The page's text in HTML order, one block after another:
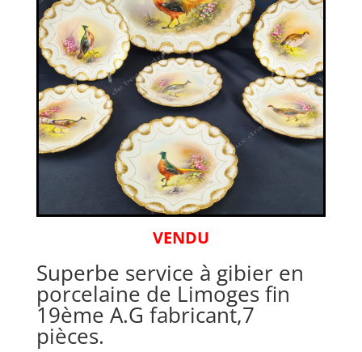
VENDU
Superbe service à gibier en
porcelaine de Limoges fin
19ème A.G fabricant,7
pièces.